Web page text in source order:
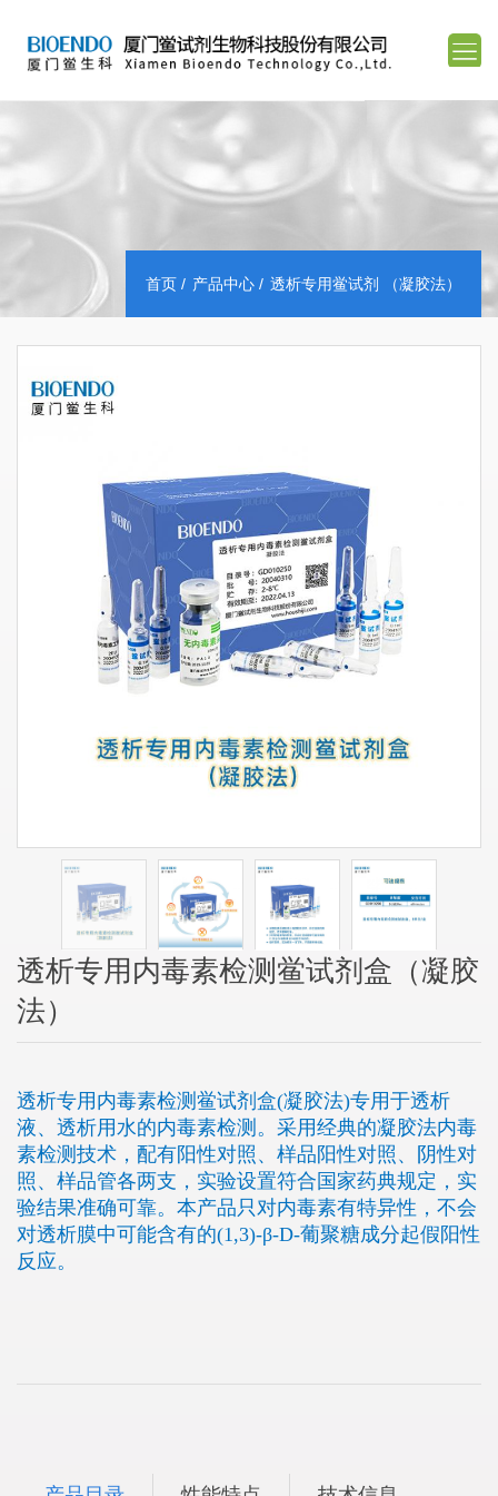
首页 产品中心 透析专用鲎试剂 （凝胶法）
透析专用内毒素检测鲎试剂盒（凝胶
法）
透析专用内毒素检测鲎试剂盒(凝胶法)专用于透析
液、透析用水的内毒素检测。采用经典的凝胶法内毒
素检测技术，配有阳性对照、样品阳性对照、阴性对
照、样品管各两支，实验设置符合国家药典规定，实
验结果准确可靠。本产品只对内毒素有特异性，不会
对透析膜中可能含有的(1,3)-β-D-葡聚糖成分起假阳性
反应。